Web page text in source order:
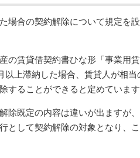
場合の契約解除について規定を
の賃貸借契約書ひな形「事業用
上滞納した場合、賃貸人が相当
することができると定めています
除既定の内容は違いが出ますが
として契約解除の対象となり、